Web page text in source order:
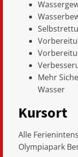
Mehr
Wasser
Kursort
Alle
Olympiapark